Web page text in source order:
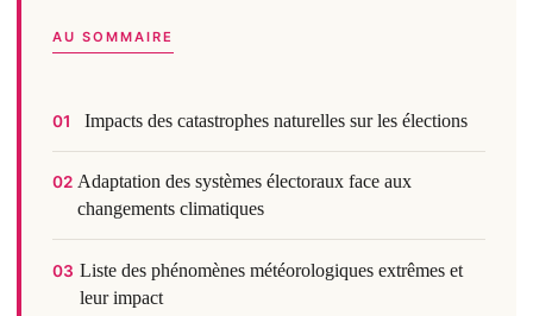
AU SOMMAIRE
01 Impacts des catastrophes naturelles sur les élections
02 Adaptation des systèmes électoraux face aux
changements climatiques
03 Liste des phénomènes météorologiques extrêmes et
leur impact